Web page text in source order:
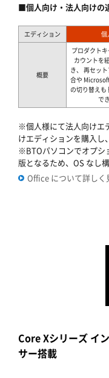
■個人向け・法人向けの
エディション 個
概要
プロダクト
カウントを
き、 再セッ
合や
の切り替えも
で
※個人様にて法人向けエ
けエディションを購入し
※BTOパソコンでオプシ
版となるため、OS なし
Office について詳しく
Core Xシリーズ イ
サー搭載